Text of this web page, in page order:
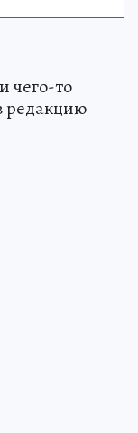
чего-то
редакцию